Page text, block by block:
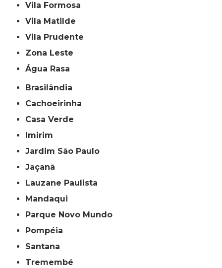
Vila Formosa
Vila Matilde
Vila Prudente
Zona Leste
Água Rasa
Brasilândia
Cachoeirinha
Casa Verde
Imirim
Jardim São Paulo
Jaçanã
Lauzane Paulista
Mandaqui
Parque Novo Mundo
Pompéia
Santana
Tremembé